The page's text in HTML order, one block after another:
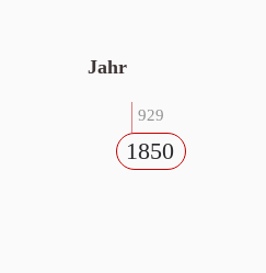
Jahr
929
1850